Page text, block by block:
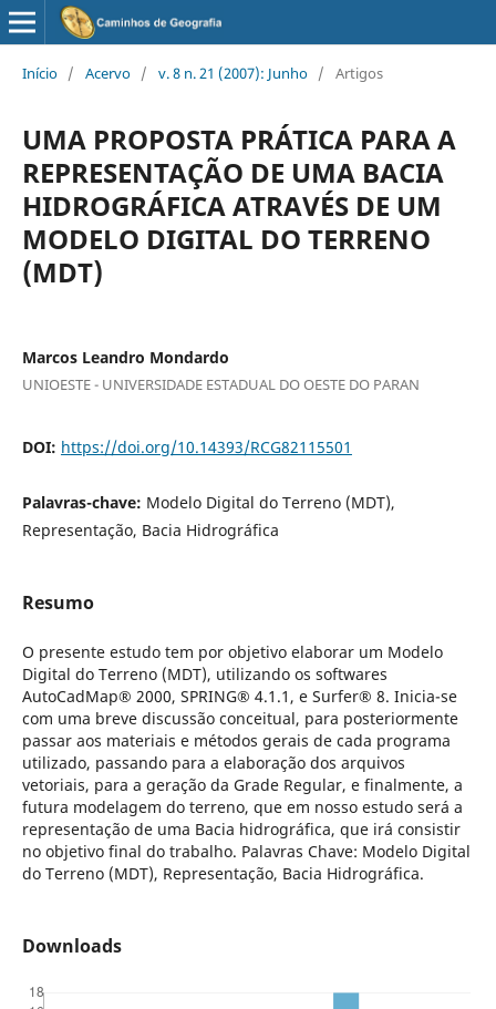
Início / Acervo / v. 8 n. 21 (2007): Junho / Artigos
UMA PROPOSTA PRÁTICA PARA A
REPRESENTAÇÃO DE UMA BACIA
HIDROGRÁFICA ATRAVÉS DE UM
MODELO DIGITAL DO TERRENO
(MDT)
Marcos Leandro Mondardo
UNIOESTE - UNIVERSIDADE ESTADUAL DO OESTE DO PARAN
DOI: https://doi.org/10.14393/RCG82115501
Palavras-chave: Modelo Digital do Terreno (MDT),
Representação, Bacia Hidrográfica
Resumo
O presente estudo tem por objetivo elaborar um Modelo
Digital do Terreno (MDT), utilizando os softwares
AutoCadMap® 2000, SPRING® 4.1.1, e Surfer® 8. Inicia-se
com uma breve discussão conceitual, para posteriormente
passar aos materiais e métodos gerais de cada programa
utilizado, passando para a elaboração dos arquivos
vetoriais, para a geração da Grade Regular, e finalmente, a
futura modelagem do terreno, que em nosso estudo será a
representação de uma Bacia hidrográfica, que irá consistir
no objetivo final do trabalho. Palavras Chave: Modelo Digital
do Terreno (MDT), Representação, Bacia Hidrográfica.
Downloads